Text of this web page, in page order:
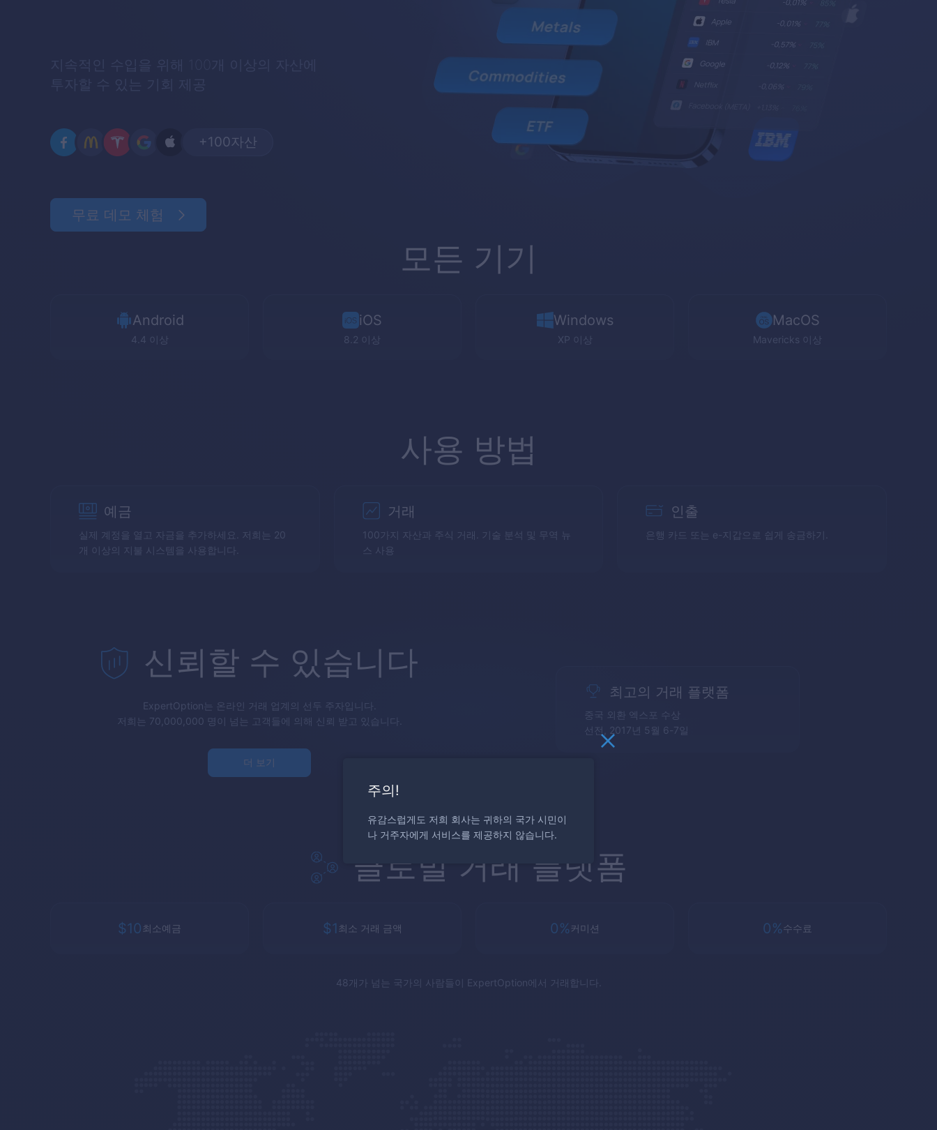
지속적인 수입을 위해 100개 이상의 자산에
투자할 수 있는 기회 제공
+100자산
무료 데모 체험
모든 기기
Android
4.4 이상
iOS
8.2 이상
Windows
XP 이상
MacOS
Mavericks 이상
사용 방법
예금
실제 계정을 열고 자금을 추가하세요. 저희는 20
개 이상의 지불 시스템을 사용합니다.
거래
100가지 자산과 주식 거래. 기술 분석 및 무역 뉴
스 사용
인출
은행 카드 또는 e-지갑으로 쉽게 송금하기.
신뢰할 수 있습니다
ExpertOption는 온라인 거래 업계의 선두 주자입니다.
저희는 70,000,000 명이 넘는 고객들에 의해 신뢰 받고 있습니다.
더 보기
최고의 거래 플랫폼
중국 외환 엑스포 수상
선전, 2017년 5월 6-7일
글로벌 거래 플랫폼
$10 최소예금 $1 최소 거래 금액 0% 커미션 0%수수료
48개가 넘는 국가의 사람들이 ExpertOption에서 거래합니다.
주의!
유감스럽게도 저희 회사는 귀하의 국가 시민이
나 거주자에게 서비스를 제공하지 않습니다.